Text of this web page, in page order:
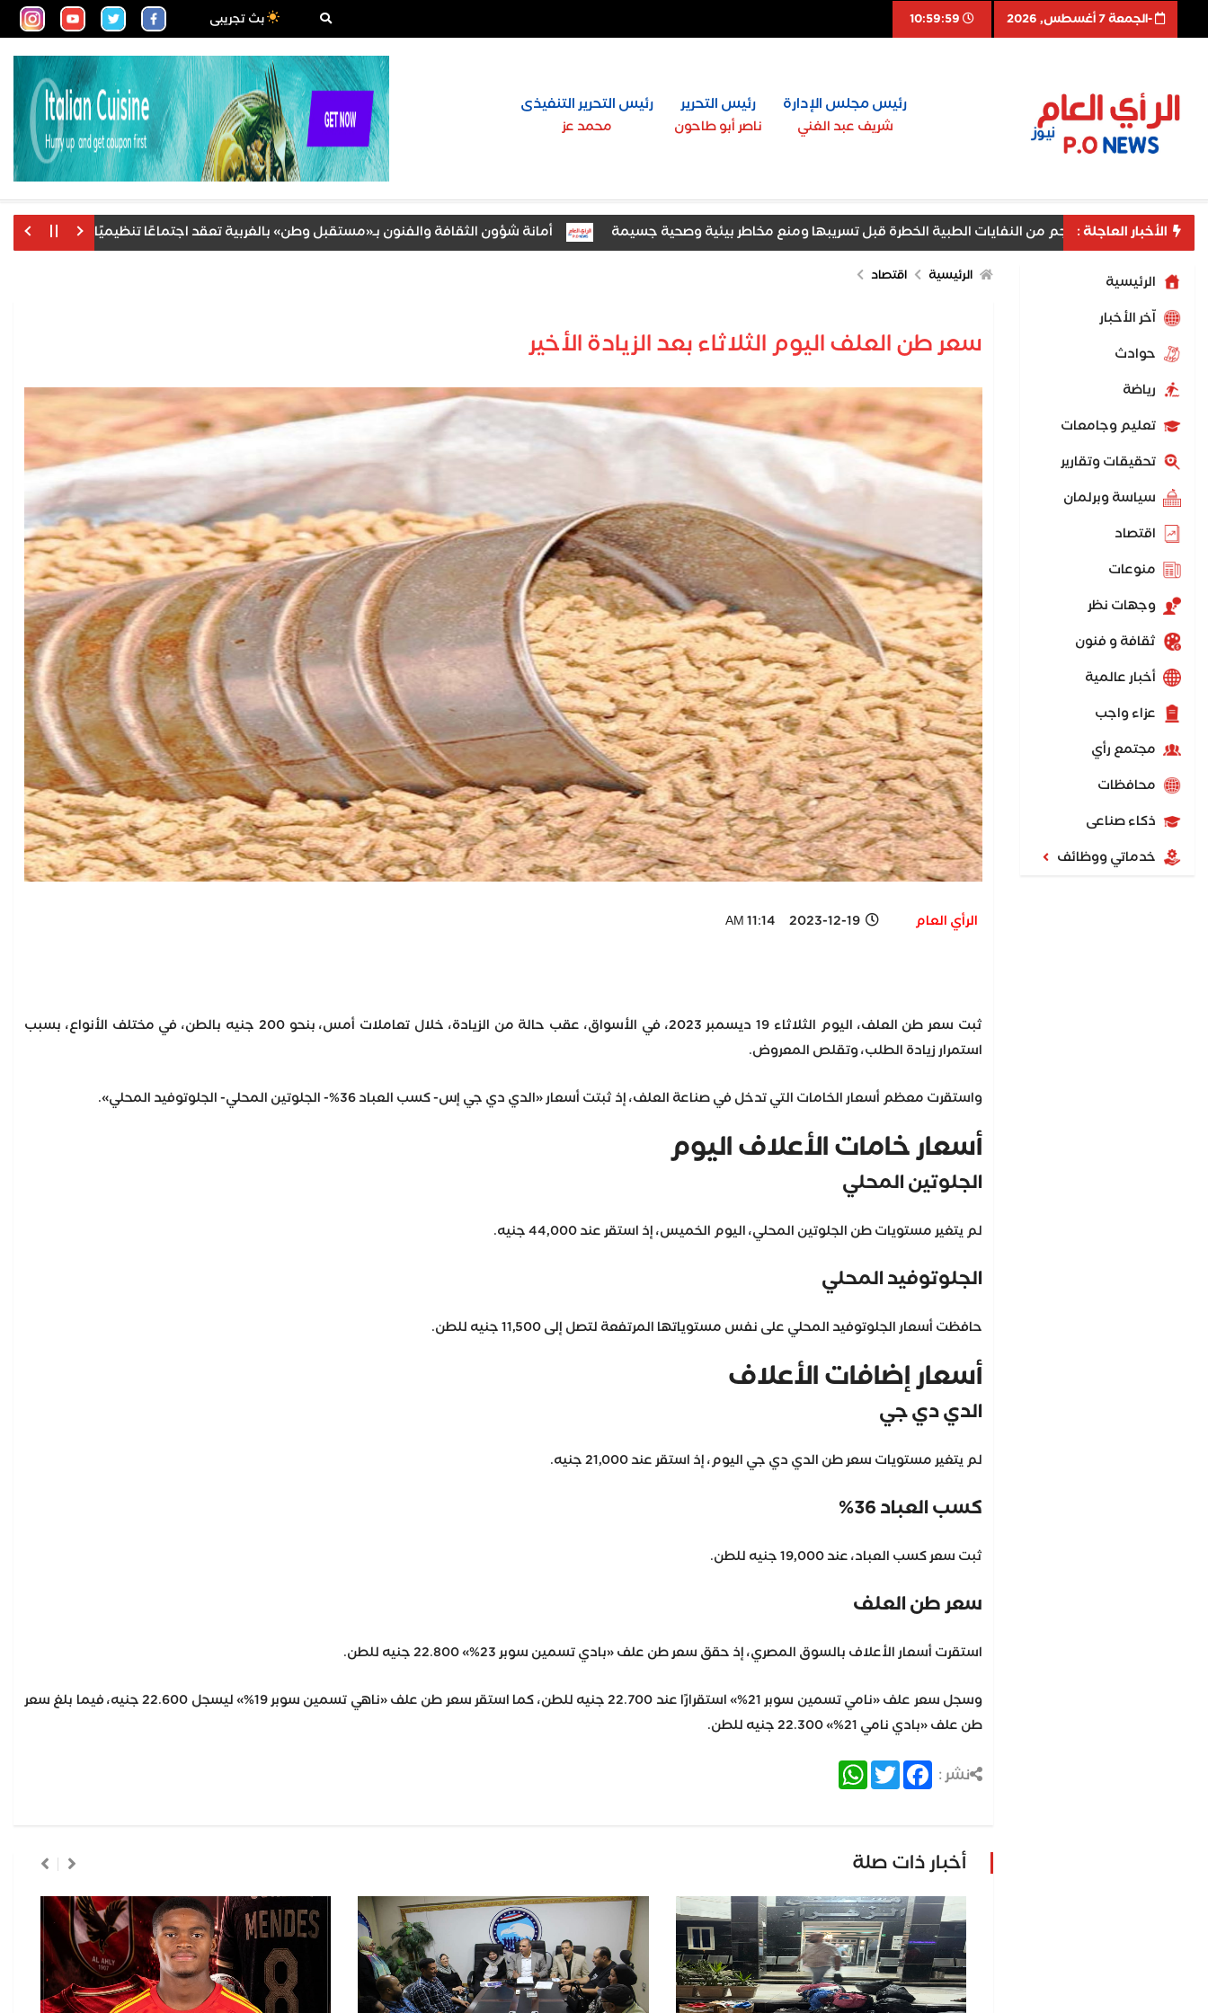
-الجمعة 7 أغسطس, 2026 11:00:00 بث تجريبى
رئيس مجلس الإدارة
شريف عبد الغني
رئيس التحرير
ناصر أبو طاحون
رئيس التحرير التنفيذى
محمد عز
الأخبار العاجلة :تسريبها ومنع مخاطر بيئية وصحية جسيمة أمانة شؤون الثقافة والفنون بـ«مستقبل وطن» بالغربية تعقد اجتماعًا تنظيميًا لمناقشة خطة العمل
الرئيسية
اّخر الأخبار
حوادث
رياضة
تعليم وجامعات
تحقيقات وتقارير
سياسة وبرلمان
اقتصاد
منوعات
وجهات نظر
ثقافة و فنون
أخبار عالمية
عزاء واجب
مجتمع رأي
محافظات
ذكاء صناعى
خدماتي ووظائف
الرئيسية اقتصاد
سعر طن العلف اليوم الثلاثاء بعد الزيادة الأخير
الرأي العام 2023-12-19 11:14 AM
ثبت سعر طن العلف، اليوم الثلاثاء 19 ديسمبر 2023، في الأسواق، عقب حالة من الزيادة، خلال تعاملات أمس، بنحو 200 جنيه بالطن، في مختلف الأنواع، بسبب
استمرار زيادة الطلب، وتقلص المعروض.
واستقرت معظم أسعار الخامات التي تدخل في صناعة العلف، إذ ثبتت أسعار «الدي دي جي إس- كسب العباد 36%- الجلوتين المحلي- الجلوتوفيد المحلي».
أسعار خامات الأعلاف اليوم
الجلوتين المحلي
لم يتغير مستويات طن الجلوتين المحلي، اليوم الخميس، إذ استقر عند 44,000 جنيه.
الجلوتوفيد المحلي
حافظت أسعار الجلوتوفيد المحلي على نفس مستوياتها المرتفعة لتصل إلى 11,500 جنيه للطن.
أسعار إضافات الأعلاف
الدي دي جي
لم يتغير مستويات سعر طن الدي دي جي اليوم، إذ استقر عند 21,000 جنيه.
كسب العباد 36%
ثبت سعر كسب العباد، عند 19,000 جنيه للطن.
سعر طن العلف
استقرت أسعار الأعلاف بالسوق المصري، إذ حقق سعر طن علف «بادي تسمين سوبر 23%» 22.800 جنيه للطن.
وسجل سعر علف «نامي تسمين سوبر 21%» استقرارًا عند 22.700 جنيه للطن، كما استقر سعر طن علف «ناهي تسمين سوبر 19%» ليسجل 22.600 جنيه، فيما بلغ سعر
طن علف «بادي نامي 21%» 22.300 جنيه للطن.
نشر : Facebook
Twitter
WhatsApp
أخبار ذات صلة